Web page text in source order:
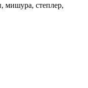
мишура, степлер,